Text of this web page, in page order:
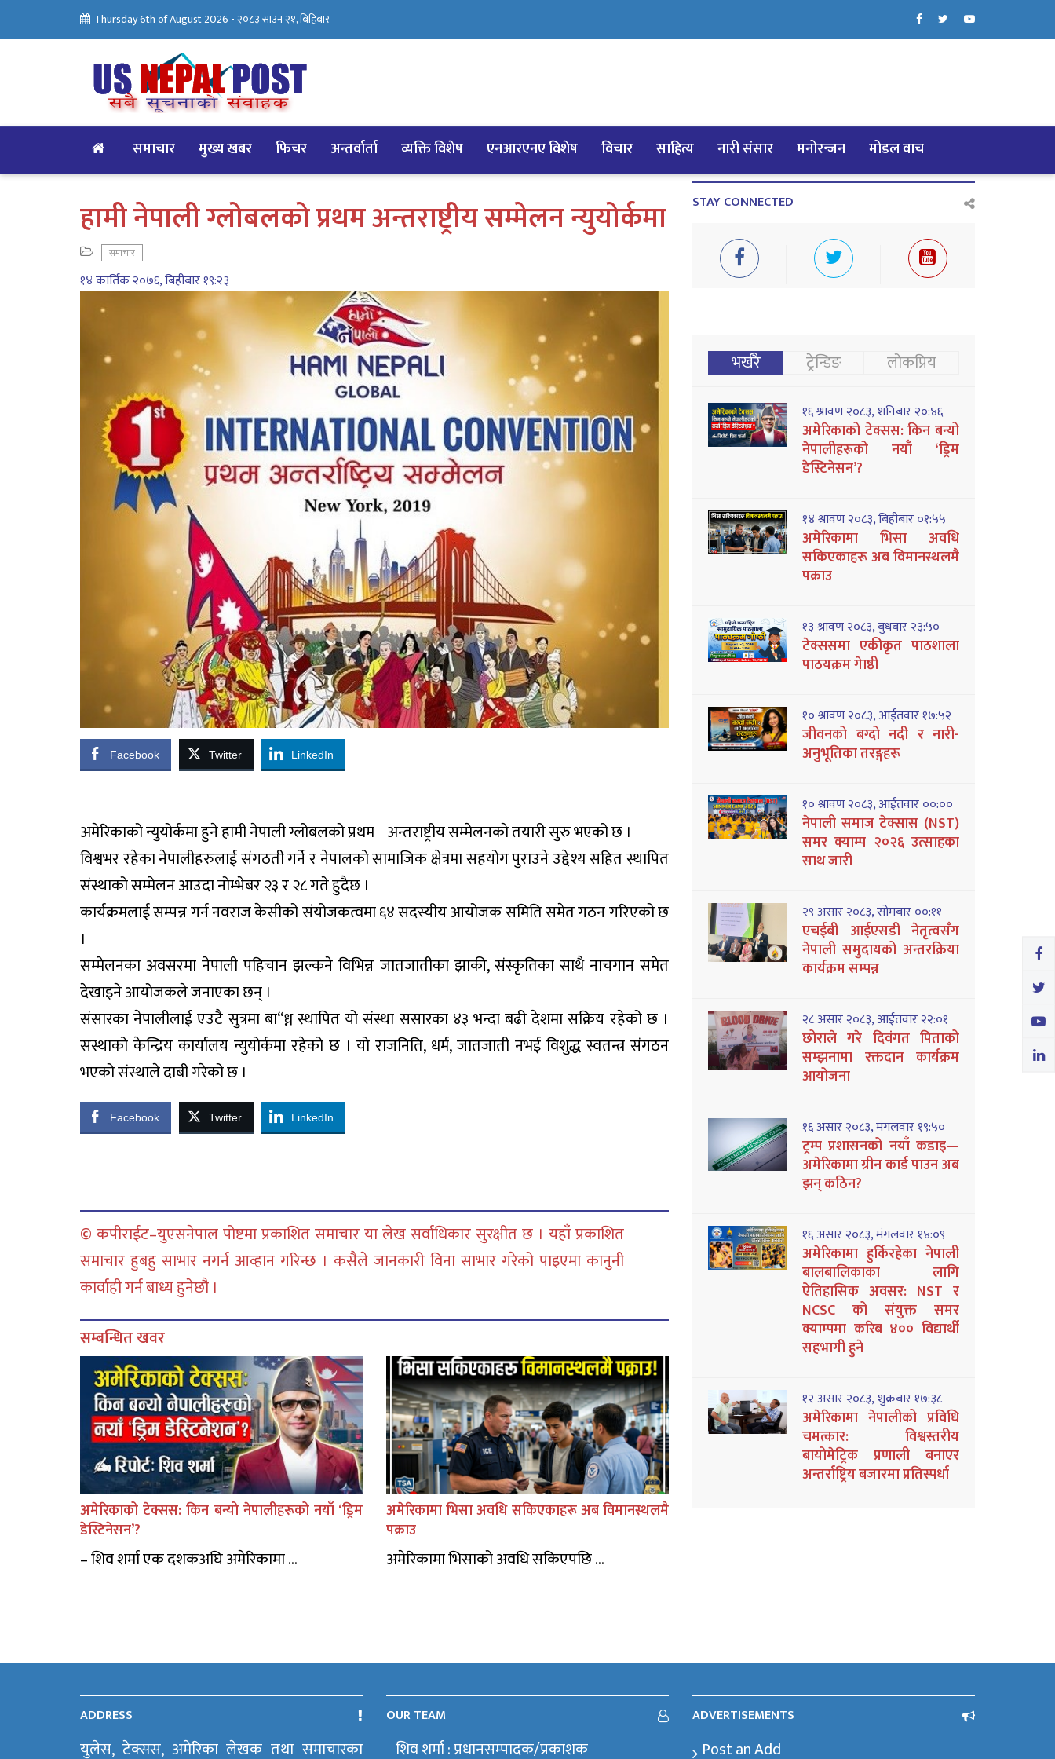
Thursday 6th of August 2026 -२०८३ साउन २१, बिहिबार
समाचार मुख्य खबर फिचर अन्तर्वार्ता व्यक्ति विशेष एनआरएनए विशेष विचार साहित्य नारी संसार मनोरन्जन मोडल वाच
हामी नेपाली ग्लोबलको प्रथम अन्तराष्ट्रीय सम्मेलन न्युयोर्कमा
समाचार
१४ कार्तिक २०७६, बिहीबार १९:२३
Facebook Twitter LinkedIn
अमेरिकाको न्युयोर्कमा हुने हामी नेपाली ग्लोबलको प्रथम अन्तराष्ट्रीय सम्मेलनकाे तयारी सुरु भएको छ ।
विश्वभर रहेका नेपालीहरुलाई संगठती गर्ने र नेपालको सामाजिक क्षेत्रमा सहयोग पुराउने उद्देश्य सहित स्थापित
संस्थाको सम्मेलन आउदा नोम्भेबर २३ र २८ गते हुदैछ ।
कार्यक्रमलाई सम्पन्न गर्न नवराज केसीको संयोजकत्वमा ६४ सदस्यीय आयोजक समिति समेत गठन गरिएको छ
।
सम्मेलनका अवसरमा नेपाली पहिचान झल्कने विभिन्न जातजातीका झाकी, संस्कृतिका साथै नाचगान समेत
देखाइने आयोजकले जनाएका छन् ।
संसारका नेपालीलाई एउटै सुत्रमा बा“ध्न स्थापित यो संस्था ससारका ४३ भन्दा बढी देशमा सक्रिय रहेको छ ।
सस्थाको केन्द्रिय कार्यालय न्युयोर्कमा रहेको छ । यो राजनिति, धर्म, जातजाती नभई विशुद्ध स्वतन्त्र संगठन
भएको संस्थाले दाबी गरेको छ ।
Facebook Twitter LinkedIn
© कपीराईट–युएसनेपाल पोष्टमा प्रकाशित समाचार या लेख सर्वाधिकार सुरक्षीत छ । यहाँ प्रकाशित
समाचार हुबहु साभार नगर्न आव्हान गरिन्छ । कसैले जानकारी विना साभार गरेको पाइएमा कानुनी
कार्वाही गर्न बाध्य हुनेछौ ।
सम्बन्धित खवर
अमेरिकाको टेक्सस: किन बन्यो नेपालीहरूको नयाँ ‘ड्रिम
डेस्टिनेसन’?
– शिव शर्मा एक दशकअघि अमेरिकामा ...
अमेरिकामा भिसा अवधि सकिएकाहरू अब विमानस्थलमै
पक्राउ
अमेरिकामा भिसाको अवधि सकिएपछि ...
STAY CONNECTED
भर्खरै ट्रेन्डिङ लोकप्रिय
१६ श्रावण २०८३, शनिबार २०:४६
अमेरिकाको टेक्सस: किन बन्यो
नेपालीहरूको नयाँ ‘ड्रिम
डेस्टिनेसन’?
१४ श्रावण २०८३, बिहीबार ०१:५५
अमेरिकामा भिसा अवधि
सकिएकाहरू अब विमानस्थलमै
पक्राउ
१३ श्रावण २०८३, बुधबार २३:५०
टेक्ससमा एकीकृत पाठशाला
पाठयक्रम गेाष्ठी
१० श्रावण २०८३, आईतवार १७:५२
जीवनको बग्दो नदी र नारी-
अनुभूतिका तरङ्गहरू
१० श्रावण २०८३, आईतवार ००:००
नेपाली समाज टेक्सास (NST)
समर क्याम्प २०२६ उत्साहका
साथ जारी
२९ असार २०८३, सोमबार ००:११
एचईबी आईएसडी नेतृत्वसँग
नेपाली समुदायको अन्तरक्रिया
कार्यक्रम सम्पन्न
२८ असार २०८३, आईतवार २२:०१
छोराले गरे दिवंगत पिताको
सम्झनामा रक्तदान कार्यक्रम
आयोजना
१६ असार २०८३, मंगलवार १९:५०
ट्रम्प प्रशासनको नयाँ कडाइ—
अमेरिकामा ग्रीन कार्ड पाउन अब
झन् कठिन?
१६ असार २०८३, मंगलवार १४:०९
अमेरिकामा हुर्किरहेका नेपाली
बालबालिकाका लागि
ऐतिहासिक अवसर: NST र
NCSC को संयुक्त समर
क्याम्पमा करिब ४०० विद्यार्थी
सहभागी हुने
१२ असार २०८३, शुक्रबार १७:३८
अमेरिकामा नेपालीको प्रविधि
चमत्कार: विश्वस्तरीय
बायोमेट्रिक प्रणाली बनाएर
अन्तर्राष्ट्रिय बजारमा प्रतिस्पर्धा
ADDRESS
युलेस, टेक्सस, अमेरिका लेखक तथा समाचारका
OUR TEAM
शिव शर्मा : प्रधानसम्पादक/प्रकाशक
ADVERTISEMENTS
Post an Add